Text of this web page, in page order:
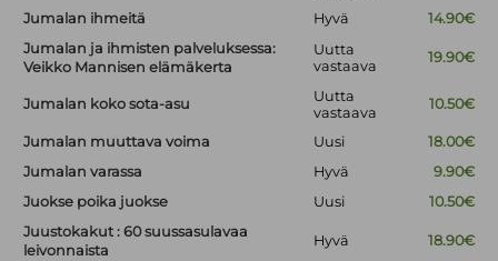
Jumalan ihmeitä Hyvä
14.90€
Jumalan ja ihmisten palveluksessa:
Veikko Mannisen elämäkerta
Uutta
vastaava
19.90€
Jumalan koko sota-asu
Uutta
vastaava
10.50€
Jumalan muuttava voima Uusi
18.00€
Jumalan varassa
Hyvä
9.90€
Juokse poika juokse
Uusi
10.50€
Juustokakut : 60 suussasulavaa
leivonnaista
Hyvä 18.90€